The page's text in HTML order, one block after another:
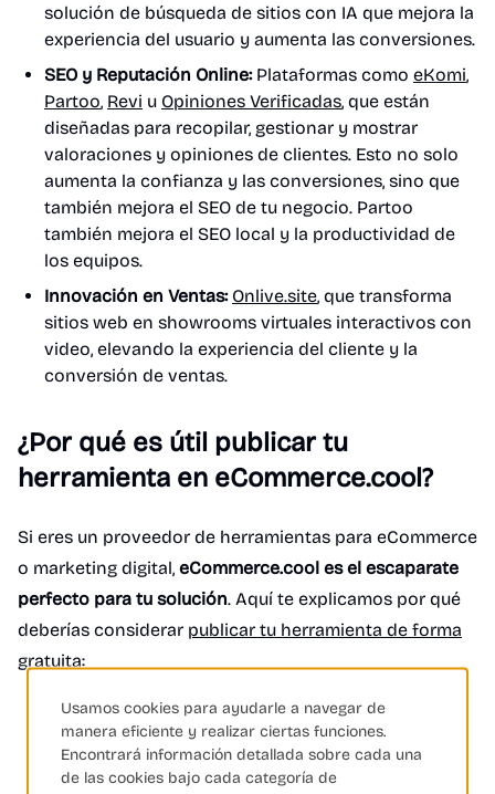
solución de búsqueda de sitios con IA que mejora la
experiencia del usuario y aumenta las conversiones.
SEO y Reputación Online:Plataformas como eKomi,
Partoo, Revi u Opiniones Verificadas, que están
diseñadas para recopilar, gestionar y mostrar
valoraciones y opiniones de clientes. Esto no solo
aumenta la confianza y las conversiones, sino que
también mejora el SEO de tu negocio. Partoo
también mejora el SEO local y la productividad de
los equipos.
Innovación en Ventas: Onlive.site, que transforma
sitios web en showrooms virtuales interactivos con
video, elevando la experiencia del cliente y la
conversión de ventas.
¿Por qué es útil publicar tu
herramienta en eCommerce.cool?
Si eres un proveedor de herramientas para eCommerce
o marketing digital, eCommerce.cool es el escaparate
perfecto para tu solución. Aquí te explicamos por qué
deberías considerar publicar tu herramienta de forma
gratuita:
Visibilidad Excepcional:Tu herramienta será vista
por una audiencia altamente segmentada:
propietarios de tiendas online y negocios digitales
Usamos cookies para ayudarle a navegar de
manera eficiente y realizar ciertas funciones.
Encontrará información detallada sobre cada una
de las cookies bajo cada categoría de